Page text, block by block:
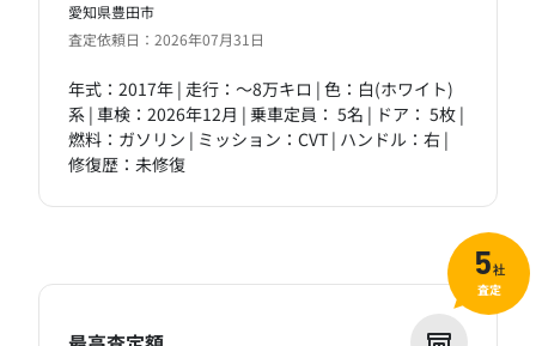
愛知県豊田市
査定依頼日：2026年07月31日
年式：2017年 | 走行：～8万キロ | 色：白(ホワイト)
系 | 車検：2026年12月 | 乗車定員： 5名 | ドア： 5枚 |
燃料：ガソリン | ミッション：CVT | ハンドル：右 |
修復歴：未修復
5社
査定